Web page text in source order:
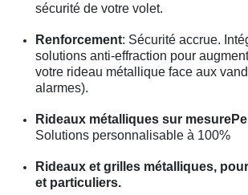
sécurité de votre volet.
Renforcement: Sécurité accrue.
solutions anti-effraction pour
votre rideau métallique face aux
alarmes).
Rideaux métalliques sur
Solutions personnalisable à 100%
Rideaux et grilles métalliques,
et particuliers.